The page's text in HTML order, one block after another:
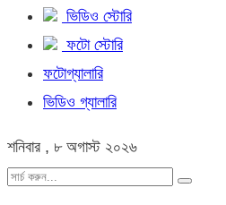
ভিডিও স্টোরি
ফটো স্টোরি
ফটোগ্যালারি
ভিডিও গ্যালারি
শনিবার , ৮ অগাস্ট ২০২৬